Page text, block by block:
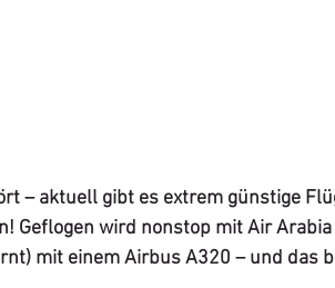
– aktuell gibt es extrem günstige
Geflogen wird nonstop mit Air
mit einem Airbus A320 – und das